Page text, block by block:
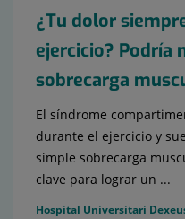
¿Tu dolor
ejercicio? Podría
sobrecarga
El síndrome
durante el ejercicio y
simple sobrecarga
clave para lograr un ...
Hospital Universitari